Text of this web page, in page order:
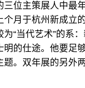
位主策展人中最年
月于杭州新成立
“当代艺术”的系
明的仕途。他要足
。双年展的另外